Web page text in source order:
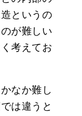
というの
が難しい
考えてお
なか難し
は違うと